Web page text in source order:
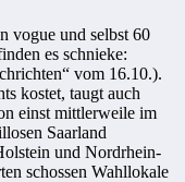
vogue und selbst 60
es schnieke:
vom 16.10.).
kostet, taugt auch
einst mittlerweile im
Saarland
und Nordrhein-
schossen Wahllokale